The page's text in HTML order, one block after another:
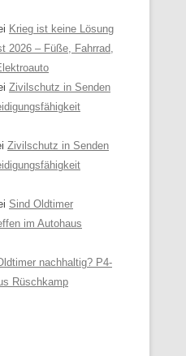
Krieg ist keine Lösung
2026 – Füße, Fahrrad,
Zivilschutz in Senden
Zivilschutz in Senden
Sind Oldtimer
im Autohaus
nachhaltig? P4-
Rüschkamp